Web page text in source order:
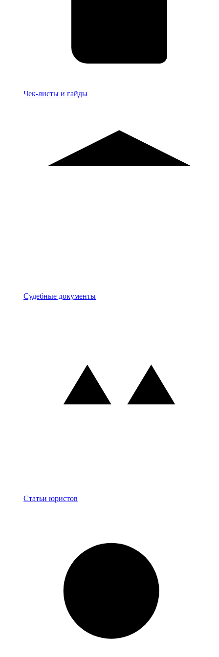
Материалы
Чек-листы и гайды
Документы
Судебные документы
Блог
Статьи юристов